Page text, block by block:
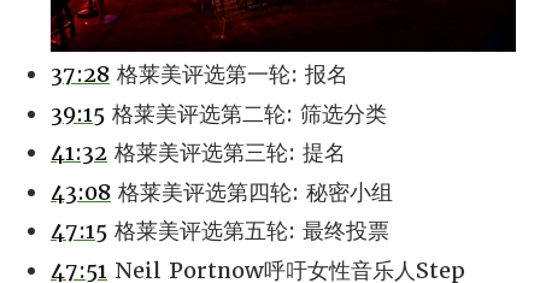
37:28 格莱美评选第一轮: 报名
39:15 格莱美评选第二轮: 筛选分类
41:32 格莱美评选第三轮: 提名
43:08 格莱美评选第四轮: 秘密小组
47:15 格莱美评选第五轮: 最终投票
47:51 Neil Portnow呼吁女性音乐人Step